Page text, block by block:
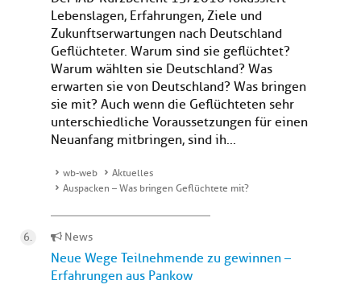
Lebenslagen, Erfahrungen, Ziele und
Zukunftserwartungen nach Deutschland
Geflüchteter. Warum sind sie geflüchtet?
Warum wählten sie Deutschland? Was
erwarten sie von Deutschland? Was bringen
sie mit? Auch wenn die Geflüchteten sehr
unterschiedliche Voraussetzungen für einen
Neuanfang mitbringen, sind ih...
wb-web
Aktuelles
Auspacken – Was bringen Geflüchtete mit?
News
Neue Wege Teilnehmende zu gewinnen –
Erfahrungen aus Pankow